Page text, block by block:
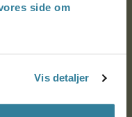
side om
Vis detaljer